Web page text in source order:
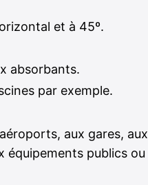
et à 45º.
absorbants.
par exemple.
aux gares, aux
équipements publics ou